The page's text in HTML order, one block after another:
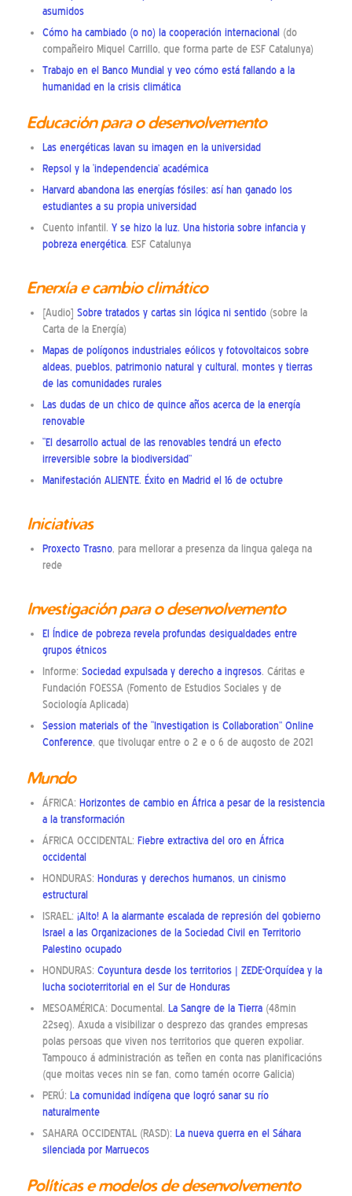
asumidos
Cómo ha cambiado (o no) la cooperación internacional (do
compañeiro Miquel Carrillo, que forma parte de ESF Catalunya)
Trabajo en el Banco Mundial y veo cómo está fallando a la
humanidad en la crisis climática
Educación para o desenvolvemento
Las energéticas lavan su imagen en la universidad
Repsol y la ‘independencia’ académica
Harvard abandona las energías fósiles: así han ganado los
estudiantes a su propia universidad
Cuento infantil. Y se hizo la luz. Una historia sobre infancia y
pobreza energética. ESF Catalunya
Enerxía e cambio climático
[Audio] Sobre tratados y cartas sin lógica ni sentido(sobre la
Carta de la Energía)
Mapas de polígonos industriales eólicos y fotovoltaicos sobre
aldeas, pueblos, patrimonio natural y cultural, montes y tierras
de las comunidades rurales
Las dudas de un chico de quince años acerca de la energía
renovable
“El desarrollo actual de las renovables tendrá un efecto
irreversible sobre la biodiversidad”
Manifestación ALIENTE. Éxito en Madrid el 16 de octubre
Iniciativas
Proxecto Trasno, para mellorar a presenza da lingua galega na
rede
Investigación para o desenvolvemento
El Índice de pobreza revela profundas desigualdades entre
grupos étnicos
Informe: Sociedad expulsada y derecho a ingresos. Cáritas e
Fundación FOESSA (Fomento de Estudios Sociales y de
Sociología Aplicada)
Session materials of the “Investigation is Collaboration” Online
Conference, que tivolugar entre o 2 e o 6 de augosto de 2021
Mundo
ÁFRICA: Horizontes de cambio en África a pesar de la resistencia
a la transformación
ÁFRICA OCCIDENTAL: Fiebre extractiva del oro en África
occidental
HONDURAS: Honduras y derechos humanos, un cinismo
estructural
ISRAEL: ¡Alto! A la alarmante escalada de represión del gobierno
Israel a las Organizaciones de la Sociedad Civil en Territorio
Palestino ocupado
HONDURAS: Coyuntura desde los territorios | ZEDE-Orquídea y la
lucha socioterritorial en el Sur de Honduras
MESOAMÉRICA: Documental. La Sangre de la Tierra(48min
22seg). Axuda a visibilizar o desprezo das grandes empresas
polas persoas que viven nos territorios que queren expoliar.
Tampouco á administración as teñen en conta nas planificacións
(que moitas veces nin se fan, como tamén ocorre Galicia)
PERÚ: La comunidad indígena que logró sanar su río
naturalmente
SAHARA OCCIDENTAL (RASD): La nueva guerra en el Sáhara
silenciada por Marruecos
Políticas e modelos de desenvolvemento